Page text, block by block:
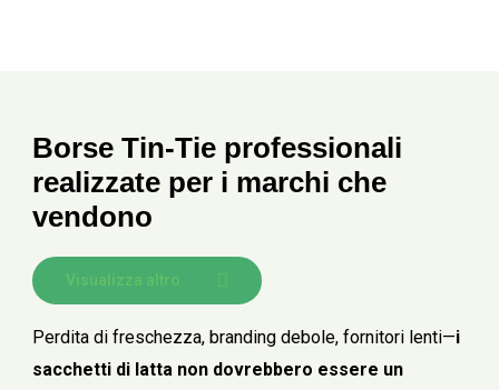
Borse Tin-Tie professionali
realizzate per i marchi che
vendono
Visualizza altro
Perdita di freschezza, branding debole, fornitori lenti—i
sacchetti di latta non dovrebbero essere un